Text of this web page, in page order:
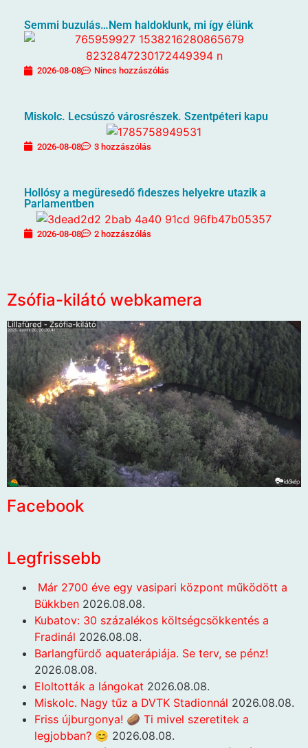
Semmi buzulás…Nem haldoklunk, mi így élünk
2026-08-08 Nincs hozzászólás
Miskolc. Lecsúszó városrészek. Szentpéteri kapu
2026-08-08 3 hozzászólás
Hollósy a megüresedő fideszes helyekre utazik a
Parlamentben
2026-08-08 2 hozzászólás
Zsófia-kilátó webkamera
Facebook
Legfrissebb
Már 2700 éve egy vasipari központ működött a
Bükkben 2026.08.08.
Kubatov: 30 százalékos költségcsökkentés a
Fradinál 2026.08.08.
Barlangfürdő aquaterápiája. Se terv, se pénz!
2026.08.08.
Eloltották a lángokat 2026.08.08.
Miskolc. Nagy tűz a DVTK Stadionnál 2026.08.08.
Friss újburgonya! 🥔 Ti mivel szeretitek a
legjobban? 😊 2026.08.08.